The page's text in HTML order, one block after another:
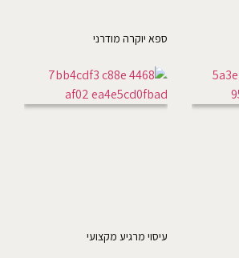
ספא יוקרה מודרני
עיסוי מרגיע מקצועי